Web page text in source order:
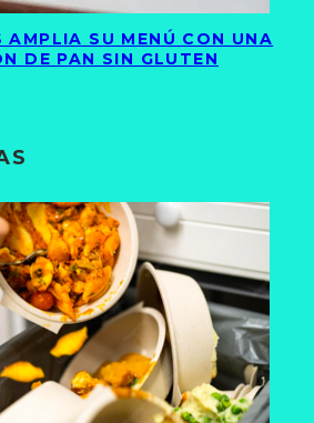
AMPLIA SU MENÚ CON UNA
DE PAN SIN GLUTEN